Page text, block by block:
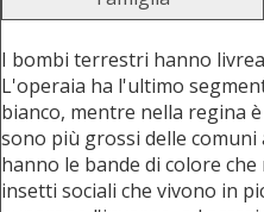
I bombi terrestri hanno
L'operaia ha l'ultimo
bianco, mentre nella regina
sono più grossi delle
hanno le bande di colore
insetti sociali che vivono in